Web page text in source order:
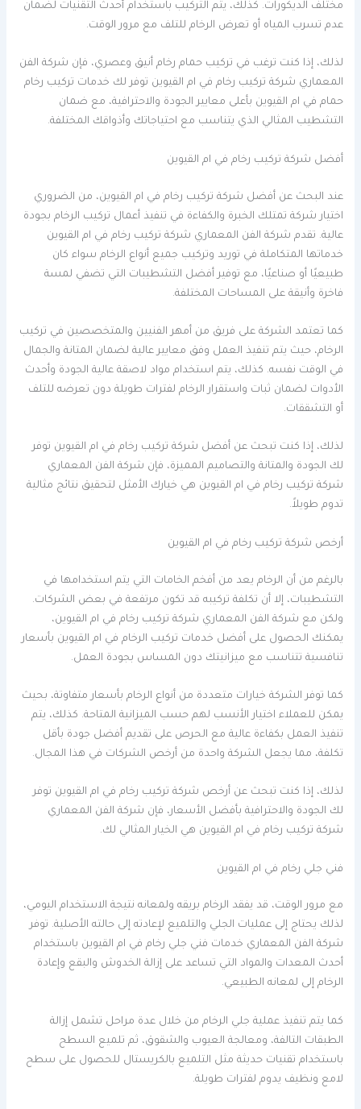
مختلف الديكورات. كذلك، يتم التركيب باستخدام أحدث التقنيات لضمان
عدم تسرب المياه أو تعرض الرخام للتلف مع مرور الوقت.
لذلك، إذا كنت ترغب في تركيب حمام رخام أنيق وعصري، فإن شركة الفن
المعماري شركة تركيب رخام في ام القيوين توفر لك خدمات تركيب رخام
حمام في ام القيوين بأعلى معايير الجودة والاحترافية، مع ضمان
التشطيب المثالي الذي يتناسب مع احتياجاتك وأذواقك المختلفة.
أفضل شركة تركيب رخام في ام القيوين
عند البحث عن أفضل شركة تركيب رخام في ام القيوين، من الضروري
اختيار شركة تمتلك الخبرة والكفاءة في تنفيذ أعمال تركيب الرخام بجودة
عالية. تقدم شركة الفن المعماري شركة تركيب رخام في ام القيوين
خدماتها المتكاملة في توريد وتركيب جميع أنواع الرخام سواء كان
طبيعيًا أو صناعيًا، مع توفير أفضل التشطيبات التي تضفي لمسة
فاخرة وأنيقة على المساحات المختلفة.
كما تعتمد الشركة على فريق من أمهر الفنيين والمتخصصين في تركيب
الرخام، حيث يتم تنفيذ العمل وفق معايير عالية لضمان المتانة والجمال
في الوقت نفسه. كذلك، يتم استخدام مواد لاصقة عالية الجودة وأحدث
الأدوات لضمان ثبات واستقرار الرخام لفترات طويلة دون تعرضه للتلف
أو التشققات.
لذلك، إذا كنت تبحث عن أفضل شركة تركيب رخام في ام القيوين توفر
لك الجودة والمتانة والتصاميم المميزة، فإن شركة الفن المعماري
شركة تركيب رخام في ام القيوين هي خيارك الأمثل لتحقيق نتائج مثالية
تدوم طويلاً.
أرخص شركة تركيب رخام في ام القيوين
بالرغم من أن الرخام يعد من أفخم الخامات التي يتم استخدامها في
التشطيبات، إلا أن تكلفة تركيبه قد تكون مرتفعة في بعض الشركات.
ولكن مع شركة الفن المعماري شركة تركيب رخام في ام القيوين،
يمكنك الحصول على أفضل خدمات تركيب الرخام في ام القيوين بأسعار
تنافسية تتناسب مع ميزانيتك دون المساس بجودة العمل.
كما توفر الشركة خيارات متعددة من أنواع الرخام بأسعار متفاوتة، بحيث
يمكن للعملاء اختيار الأنسب لهم حسب الميزانية المتاحة. كذلك، يتم
تنفيذ العمل بكفاءة عالية مع الحرص على تقديم أفضل جودة بأقل
تكلفة، مما يجعل الشركة واحدة من أرخص الشركات في هذا المجال.
لذلك، إذا كنت تبحث عن أرخص شركة تركيب رخام في ام القيوين توفر
لك الجودة والاحترافية بأفضل الأسعار، فإن شركة الفن المعماري
شركة تركيب رخام في ام القيوين هي الخيار المثالي لك.
فني جلي رخام في ام القيوين
مع مرور الوقت، قد يفقد الرخام بريقه ولمعانه نتيجة الاستخدام اليومي،
لذلك يحتاج إلى عمليات الجلي والتلميع لإعادته إلى حالته الأصلية. توفر
شركة الفن المعماري خدمات فني جلي رخام في ام القيوين باستخدام
أحدث المعدات والمواد التي تساعد على إزالة الخدوش والبقع وإعادة
الرخام إلى لمعانه الطبيعي.
كما يتم تنفيذ عملية جلي الرخام من خلال عدة مراحل تشمل إزالة
الطبقات التالفة، ومعالجة العيوب والشقوق، ثم تلميع السطح
باستخدام تقنيات حديثة مثل التلميع بالكريستال للحصول على سطح
لامع ونظيف يدوم لفترات طويلة.